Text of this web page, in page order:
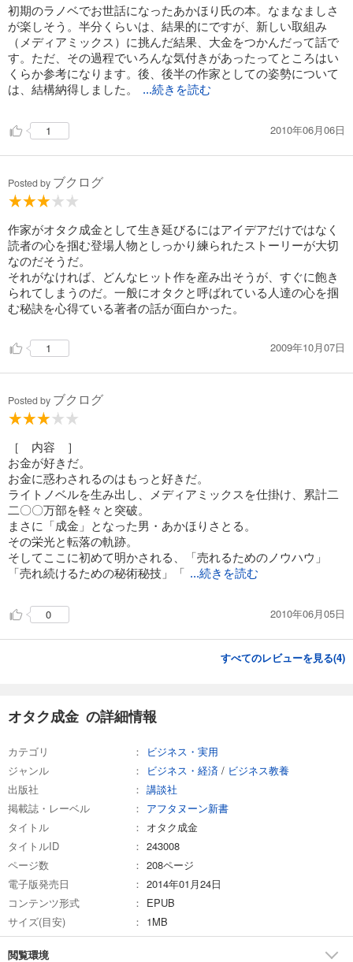
初期のラノベでお世話になったあかほり氏の本。なまなましさ
が楽しそう。半分くらいは、結果的にですが、新しい取組み
（メディアミックス）に挑んだ結果、大金をつかんだって話で
す。ただ、その過程でいろんな気付きがあったってところはい
くらか参考になります。後、後半の作家としての姿勢について
は、結構納得しました。
...続きを読む
1 2010年06月06日
Posted by ブクログ
作家がオタク成金として生き延びるにはアイデアだけではなく
読者の心を掴む登場人物としっかり練られたストーリーが大切
なのだそうだ。
それがなければ、どんなヒット作を産み出そうが、すぐに飽き
られてしまうのだ。一般にオタクと呼ばれている人達の心を掴
む秘訣を心得ている著者の話が面白かった。
1 2009年10月07日
Posted by ブクログ
［ 内容 ］
お金が好きだ。
お金に惑わされるのはもっと好きだ。
ライトノベルを生み出し、メディアミックスを仕掛け、累計二
二〇〇万部を軽々と突破。
まさに「成金」となった男・あかほりさとる。
その栄光と転落の軌跡。
そしてここに初めて明かされる、「売れるためのノウハウ」
「売れ続けるための秘術秘技」「 ...続きを読む
0 2010年06月05日
すべてのレビューを見る(4)
オタク成金 の詳細情報
カテゴリ
ビジネス・実用
ジャンル
ビジネス・経済 / ビジネス教養
出版社
講談社
掲載誌・レーベル
アフタヌーン新書
タイトル
オタク成金
タイトルID
243008
ページ数
208ページ
電子版発売日
2014年01月24日
コンテンツ形式
EPUB
サイズ(目安)
1MB
閲覧環境